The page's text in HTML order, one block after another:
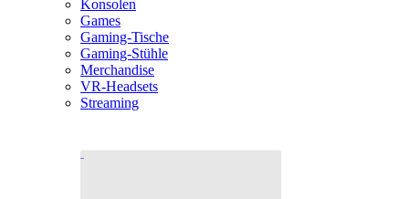
Konsolen
Games
Gaming-Tische
Gaming-Stühle
Merchandise
VR-Headsets
Streaming